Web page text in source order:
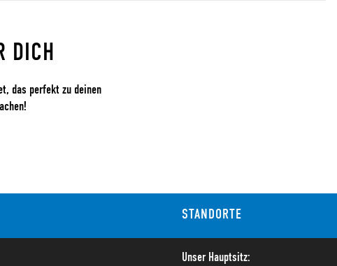
DICH
das perfekt zu deinen
STANDORTE
Unser Hauptsitz: